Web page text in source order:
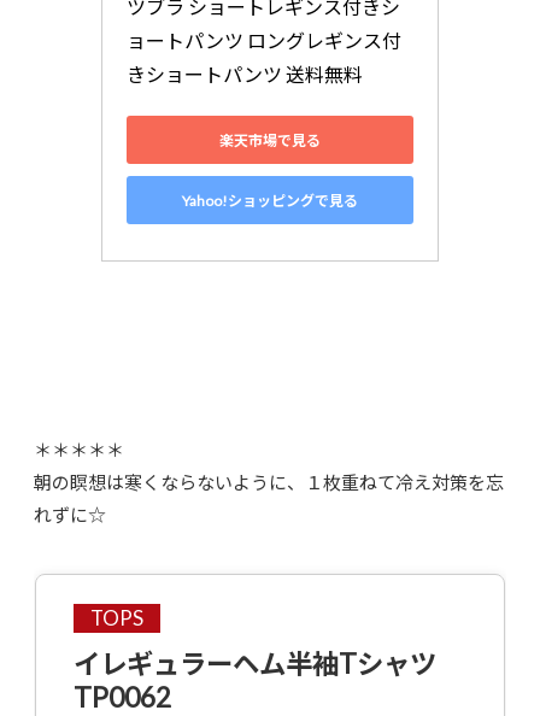
ツブラ ショートレギンス付きシ
ョートパンツ ロングレギンス付
きショートパンツ 送料無料
楽天市場で見る
Yahoo!ショッピングで見る
＊＊＊＊＊
朝の瞑想は寒くならないように、１枚重ねて冷え対策を忘
れずに☆
TOPS
イレギュラーヘム半袖Tシャツ
TP0062